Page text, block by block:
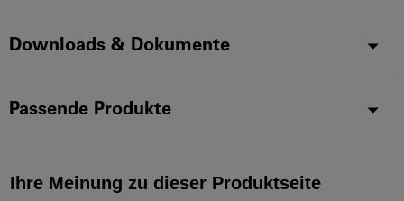
Downloads & Dokumente
Passende Produkte